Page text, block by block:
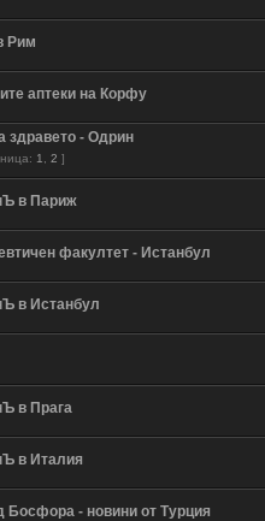
Рим
аптеки на Корфу
здравето - Одрин
1 2 ]
в Париж
факултет - Истанбул
в Истанбул
в Прага
в Италия
Босфора - новини от Турция